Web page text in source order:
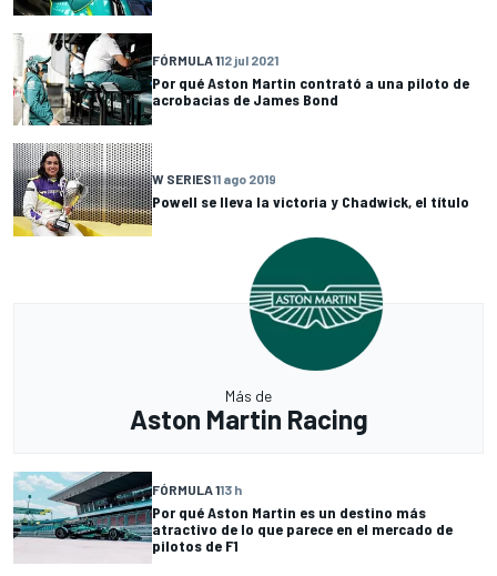
FÓRMULA 112 jul 2021
Por qué Aston Martin contrató a una piloto de
acrobacias de James Bond
W SERIES11 ago 2019
Powell se lleva la victoria y Chadwick, el título
Más de
Aston Martin Racing
FÓRMULA 113 h
Por qué Aston Martin es un destino más
atractivo de lo que parece en el mercado de
pilotos de F1